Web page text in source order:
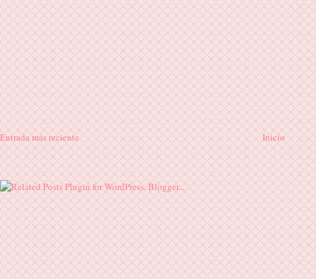
Entrada más reciente Inicio